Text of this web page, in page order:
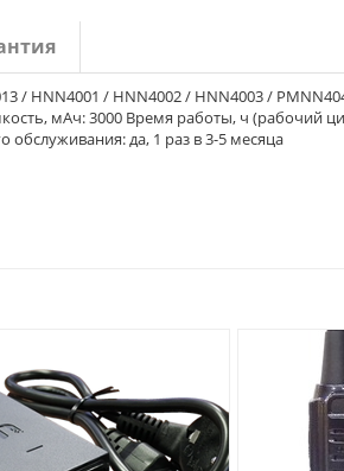
/ HNN4001 / HNN4002 / HNN4003 /
мАч: 3000 Время работы, ч (рабочий
да, 1 раз в 3-5 месяца